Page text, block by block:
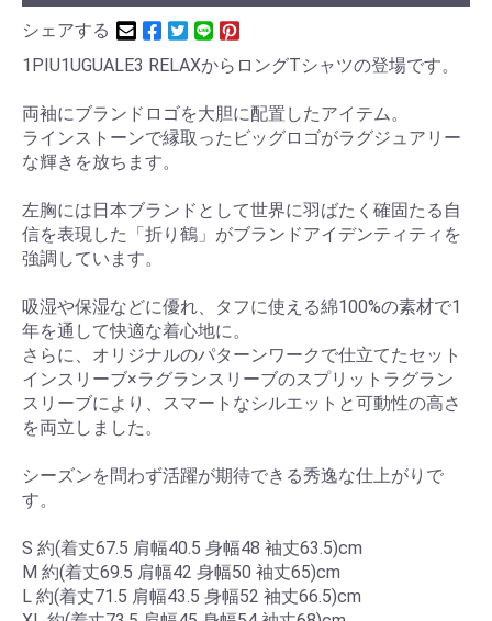
シェアする
1PIU1UGUALE3 RELAXからロングTシャツの登場です。
両袖にブランドロゴを大胆に配置したアイテム。
ラインストーンで縁取ったビッグロゴがラグジュアリー
な輝きを放ちます。
左胸には日本ブランドとして世界に羽ばたく確固たる自
信を表現した「折り鶴」がブランドアイデンティティを
強調しています。
吸湿や保湿などに優れ、タフに使える綿100%の素材で1
年を通して快適な着心地に。
さらに、オリジナルのパターンワークで仕立てたセット
インスリーブ×ラグランスリーブのスプリットラグラン
スリーブにより、スマートなシルエットと可動性の高さ
を両立しました。
シーズンを問わず活躍が期待できる秀逸な仕上がりで
す。
S 約(着丈67.5 肩幅40.5 身幅48 袖丈63.5)cm
M 約(着丈69.5 肩幅42 身幅50 袖丈65)cm
L 約(着丈71.5 肩幅43.5 身幅52 袖丈66.5)cm